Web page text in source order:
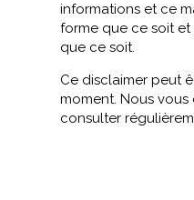
informations et ce
forme que ce soit
que ce soit.
Ce disclaimer peut
moment. Nous
consulter